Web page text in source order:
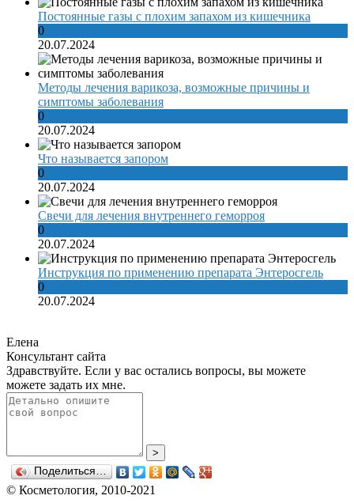
Постоянные газы с плохим запахом из кишечника
0
20.07.2024
Методы лечения варикоза, возможные причины и
симптомы заболевания
0
20.07.2024
Что называется запором
0
20.07.2024
Свечи для лечения внутреннего геморроя
0
20.07.2024
Инструкция по применению препарата Энтеросгель
0
20.07.2024
Елена
Консультант сайта
Здравствуйте. Если у вас остались вопросы, вы можете
можете задать их мне.
>
Поделиться…
© Косметология, 2010-2021